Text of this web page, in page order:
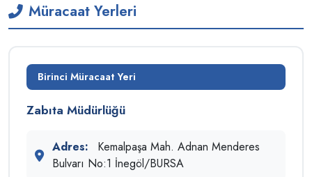
Müracaat Yerleri
Birinci Müracaat Yeri
Zabıta Müdürlüğü
Adres:
Kemalpaşa Mah. Adnan Menderes
Bulvarı No:1 İnegöl/BURSA